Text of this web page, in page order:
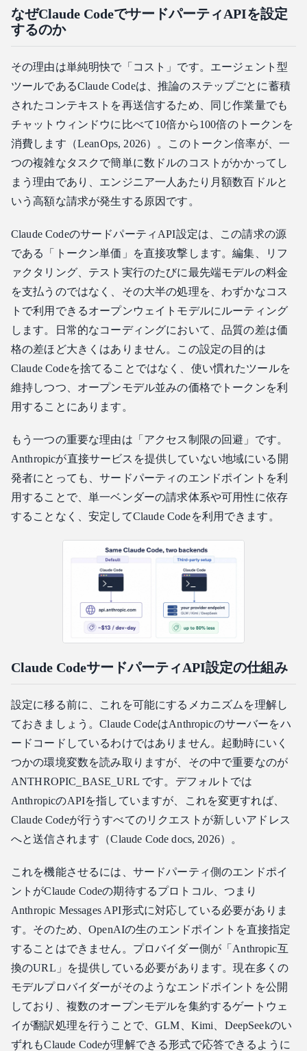
なぜClaude CodeでサードパーティAPIを設定
するのか
その理由は単純明快で「コスト」です。エージェント型
ツールであるClaude Codeは、推論のステップごとに蓄積
されたコンテキストを再送信するため、同じ作業量でも
チャットウィンドウに比べて10倍から100倍のトークンを
消費します（LeanOps, 2026）。このトークン倍率が、一
つの複雑なタスクで簡単に数ドルのコストがかかってし
まう理由であり、エンジニア一人あたり月額数百ドルと
いう高額な請求が発生する原因です。
Claude CodeのサードパーティAPI設定は、この請求の源
である「トークン単価」を直接攻撃します。編集、リフ
ァクタリング、テスト実行のたびに最先端モデルの料金
を支払うのではなく、その大半の処理を、わずかなコス
トで利用できるオープンウェイトモデルにルーティング
します。日常的なコーディングにおいて、品質の差は価
格の差ほど大きくはありません。この設定の目的は
Claude Codeを捨てることではなく、使い慣れたツールを
維持しつつ、オープンモデル並みの価格でトークンを利
用することにあります。
もう一つの重要な理由は「アクセス制限の回避」です。
Anthropicが直接サービスを提供していない地域にいる開
発者にとっても、サードパーティのエンドポイントを利
用することで、単一ベンダーの請求体系や可用性に依存
することなく、安定してClaude Codeを利用できます。
Claude CodeサードパーティAPI設定の仕組み
設定に移る前に、これを可能にするメカニズムを理解し
ておきましょう。Claude CodeはAnthropicのサーバーをハ
ードコードしているわけではありません。起動時にいく
つかの環境変数を読み取りますが、その中で重要なのが
ANTHROPIC_BASE_URL です。デフォルトでは
AnthropicのAPIを指していますが、これを変更すれば、
Claude Codeが行うすべてのリクエストが新しいアドレス
へと送信されます（Claude Code docs, 2026）。
これを機能させるには、サードパーティ側のエンドポイ
ントがClaude Codeの期待するプロトコル、つまり
Anthropic Messages API形式に対応している必要がありま
す。そのため、OpenAIの生のエンドポイントを直接指定
することはできません。プロバイダー側が「Anthropic互
換のURL」を提供している必要があります。現在多くの
モデルプロバイダーがそのようなエンドポイントを公開
しており、複数のオープンモデルを集約するゲートウェ
イが翻訳処理を行うことで、GLM、Kimi、DeepSeekのい
ずれもClaude Codeが理解できる形式で応答できるように